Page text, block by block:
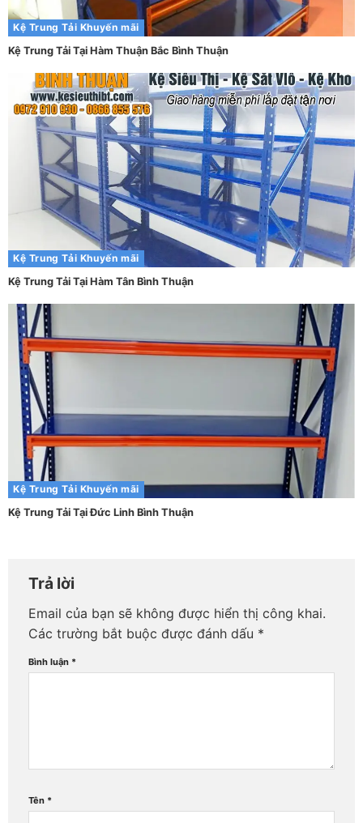
Kệ Trung Tải Khuyến mãi
Kệ Trung Tải Tại Hàm Thuận Bắc Bình Thuận
Kệ Trung Tải Khuyến mãi
Kệ Trung Tải Tại Hàm Tân Bình Thuận
Kệ Trung Tải Khuyến mãi
Kệ Trung Tải Tại Đức Linh Bình Thuận
Trả lời
Email của bạn sẽ không được hiển thị công khai.
Các trường bắt buộc được đánh dấu *
Bình luận *
Tên *